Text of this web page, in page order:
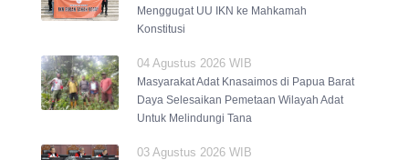
Menggugat UU IKN ke Mahkamah
Konstitusi
04 Agustus 2026 WIB
Masyarakat Adat Knasaimos di Papua Barat
Daya Selesaikan Pemetaan Wilayah Adat
Untuk Melindungi Tana
03 Agustus 2026 WIB